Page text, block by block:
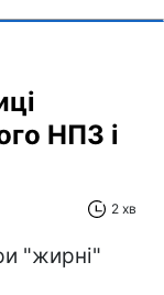
НПЗ і
2 хв
"жирні"